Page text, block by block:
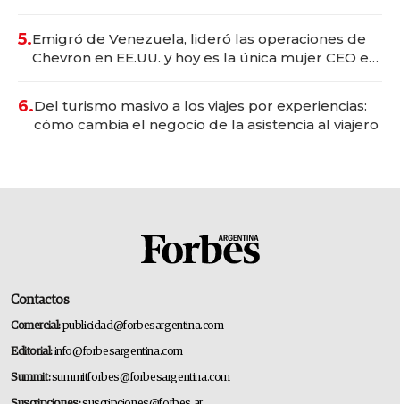
5.Emigró de Venezuela, lideró las operaciones de
Chevron en EE.UU. y hoy es la única mujer CEO en
6.Del turismo masivo a los viajes por experiencias:
cómo cambia el negocio de la asistencia al viajero
Contactos
Comercial:publicidad@forbesargentina.com
Editorial:info@forbesargentina.com
Summit:summitforbes@forbesargentina.com